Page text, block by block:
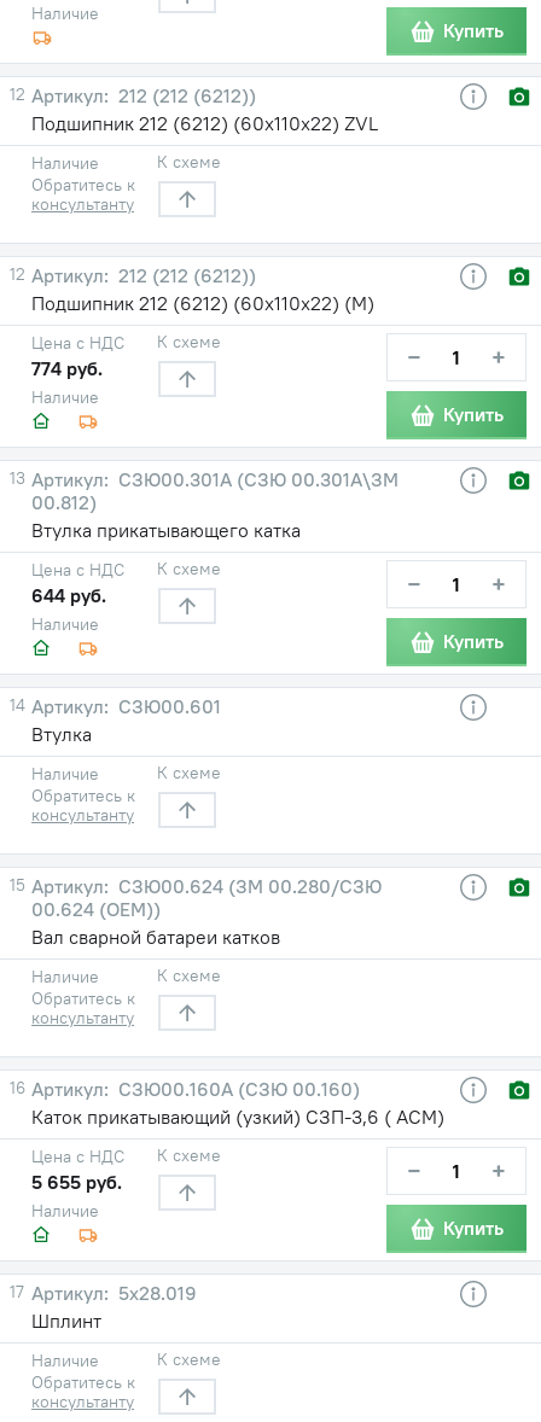
Наличие
Купить
12
212 (212 (6212))
Подшипник 212 (6212) (60х110х22) ZVL
Наличие
Обратитесь к
консультанту
К схеме
12
212 (212 (6212))
Подшипник 212 (6212) (60х110х22) (М)
Наличие
Цена с НДС
774 руб.
К схеме − +
Купить
13
СЗЮ00.301А (СЗЮ 00.301А\ЗМ
00.812)
Втулка прикатывающего катка
Наличие
Цена с НДС
644 руб.
К схеме − +
Купить
14
СЗЮ00.601
Втулка
Наличие
Обратитесь к
консультанту
К схеме
15
СЗЮ00.624 (ЗМ 00.280/СЗЮ
00.624 (ОЕМ))
Вал сварной батареи катков
Наличие
Обратитесь к
консультанту
К схеме
16
СЗЮ00.160А (СЗЮ 00.160)
Каток прикатывающий (узкий) СЗП-3,6 ( АСМ)
Наличие
Цена с НДС
5 655 руб.
К схеме − +
Купить
17
5х28.019
Шплинт
Наличие
Обратитесь к
консультанту
К схеме